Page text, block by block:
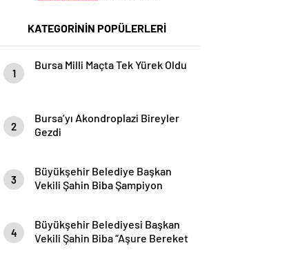
KATEGORİNİN POPÜLERLERİ
1
Bursa Milli Maçta Tek Yürek Oldu
2
Bursa’yı Akondroplazi Bireyler
Gezdi
3
Büyükşehir Belediye Başkan
Vekili Şahin Biba Şampiyon
4
Büyükşehir Belediyesi Başkan
Vekili Şahin Biba “Aşure Bereket